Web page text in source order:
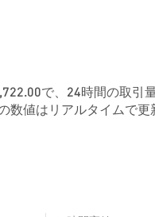
で、24時間の取引
数値はリアルタイムで